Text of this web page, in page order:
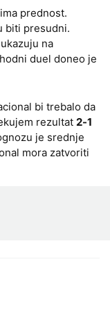
prednost.
biti presudni.
na
duel doneo je
bi trebalo da
rezultat 2-1
je srednje
mora zatvoriti